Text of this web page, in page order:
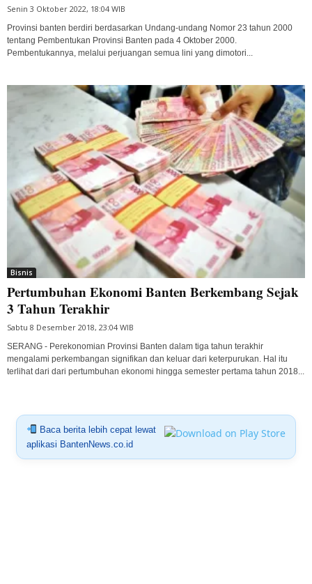
Senin 3 Oktober 2022, 18:04 WIB
Provinsi banten berdiri berdasarkan Undang-undang Nomor 23 tahun 2000
tentang Pembentukan Provinsi Banten pada 4 Oktober 2000.
Pembentukannya, melalui perjuangan semua lini yang dimotori...
Bisnis
Pertumbuhan Ekonomi Banten Berkembang Sejak
3 Tahun Terakhir
Sabtu 8 Desember 2018, 23:04 WIB
SERANG - Perekonomian Provinsi Banten dalam tiga tahun terakhir
mengalami perkembangan signifikan dan keluar dari keterpurukan. Hal itu
terlihat dari dari pertumbuhan ekonomi hingga semester pertama tahun 2018...
Baca berita lebih cepat lewat
aplikasi BantenNews.co.id